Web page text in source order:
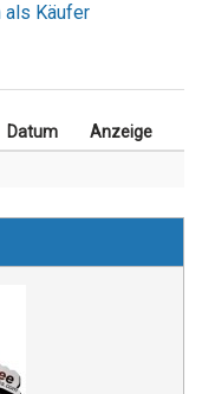
als Käufer
Datum
Anzeige